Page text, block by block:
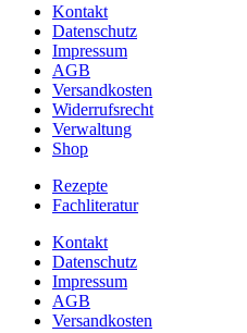
Kontakt
Datenschutz
Impressum
AGB
Versandkosten
Widerrufsrecht
Verwaltung
Shop
Rezepte
Fachliteratur
Kontakt
Datenschutz
Impressum
AGB
Versandkosten